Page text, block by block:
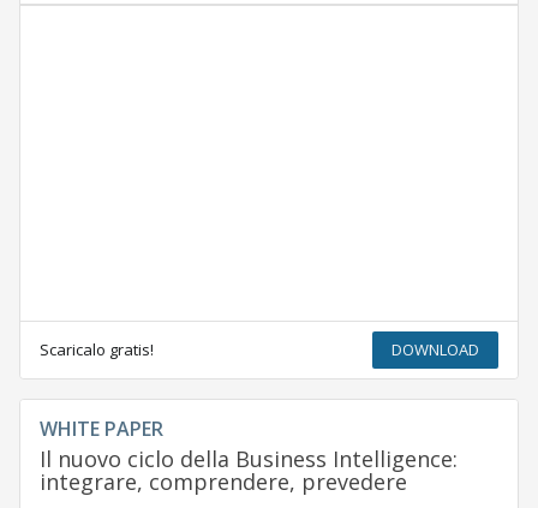
Scaricalo gratis! DOWNLOAD
WHITE PAPER
Il nuovo ciclo della Business Intelligence:
integrare, comprendere, prevedere